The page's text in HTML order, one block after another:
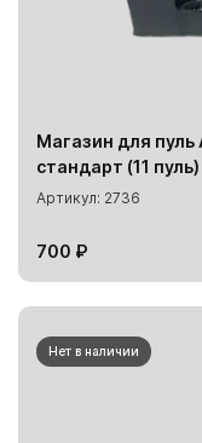
Магазин для пуль
стандарт (11 пуль)
Артикул: 2736
700 ₽
Нет в наличии